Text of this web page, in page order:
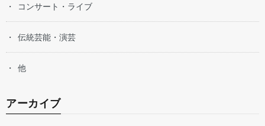
コンサート・ライブ
伝統芸能・演芸
他
アーカイブ